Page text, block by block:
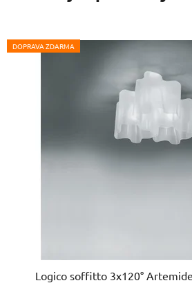
DOPRAVA ZDARMA
Logico soffitto 3x120°